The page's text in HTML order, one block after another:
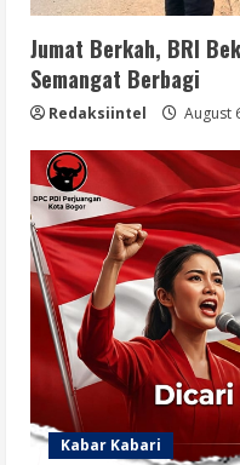
Jumat Berkah, BRI
Semangat Berbagi
Redaksiintel August
Kabar Kabari